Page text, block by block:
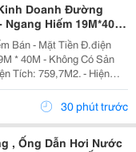
Doanh Đường
Hiếm 19M*40M*
Bán - Mặt Tiền Đ.điện
* 40M - Không Có Sản
Tích: 759,7M2. - Hiện
Tại Cung Đường Ngay
Hội Tụ Hầu Hết...30 phút trước
, Ống Dẫn Hơi Nước